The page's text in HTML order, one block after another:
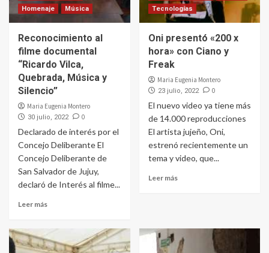
Homenaje
Música
Reconocimiento al
filme documental
“Ricardo Vilca,
Quebrada, Música y
Silencio”
Maria Eugenia Montero
30 julio, 2022 0
Declarado de interés por el
Concejo Deliberante El
Concejo Deliberante de
San Salvador de Jujuy,
declaró de Interés al filme...
Leer más
Tecnologías
Oni presentó «200 x
hora» con Ciano y
Freak
Maria Eugenia Montero
23 julio, 2022 0
El nuevo video ya tiene más
de 14.000 reproducciones
El artista jujeño, Oni,
estrenó recientemente un
tema y video, que...
Leer más